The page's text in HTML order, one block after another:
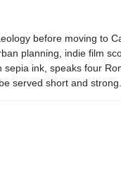
before moving to
planning, indie film
ink, speaks four
served short and strong.